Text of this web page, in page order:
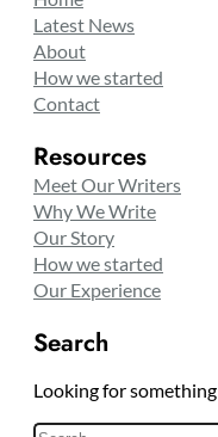
Latest News
About
How we started
Contact
Resources
Meet Our Writers
Why We Write
Our Story
How we started
Our Experience
Search
Looking for